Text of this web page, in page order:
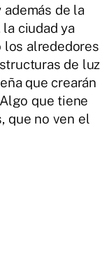
además de la
ciudad ya
los alrededores
de luz
que crearán
que tiene
que no ven el